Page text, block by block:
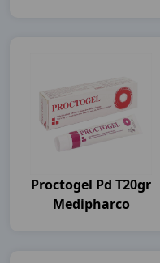
Proctogel Pd T20gr
Medipharco